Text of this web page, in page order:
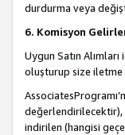
durdurma veya
6. Komisyon
Uygun Satın
oluşturup size iletme
değerlendirilecektir),
indirilen (hangisi